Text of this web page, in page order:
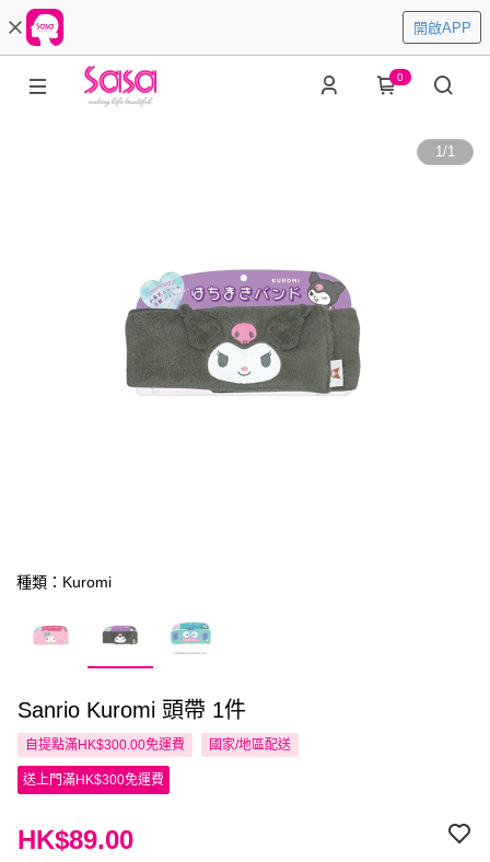
開啟APP
0
1/1
種類：Kuromi
Sanrio Kuromi 頭帶 1件
自提點滿HK$300.00免運費 國家/地區配送
送上門滿HK$300免運費
HK$89.00